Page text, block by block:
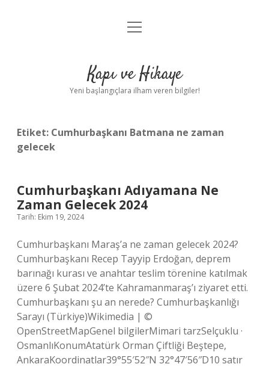
Anasayfa
Yasal Uyarı
menüyü
Kapı ve Hikaye
Yeni başlangıçlara ilham veren bilgiler!
Etiket: Cumhurbaşkanı Batmana ne zaman
gelecek
Cumhurbaşkanı Adıyamana Ne
Zaman Gelecek 2024
Tarih: Ekim 19, 2024
Cumhurbaşkanı Maraş’a ne zaman gelecek 2024?
Cumhurbaşkanı Recep Tayyip Erdoğan, deprem
barınağı kurası ve anahtar teslim törenine katılmak
üzere 6 Şubat 2024’te Kahramanmaraş’ı ziyaret etti.
Cumhurbaşkanı şu an nerede? Cumhurbaşkanlığı
Sarayı (Türkiye)Wikimedia | ©
OpenStreetMapGenel bilgilerMimari tarzSelçuklu ·
OsmanlıKonumAtatürk Orman Çiftliği Beştepe,
AnkaraKoordinatlar39°55′52″N 32°47′56″D10 satır